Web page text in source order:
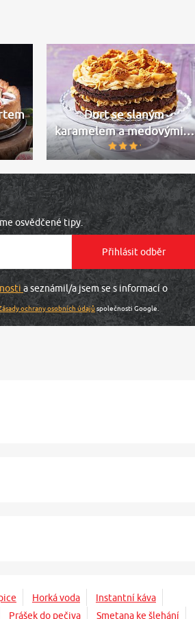
Dort se slaným
karamelem a medovými…
osvědčené tipy.
a seznámil/a jsem se s informací o
ochrany osobních údajůspolečnosti Google.
Horká voda
Instantní káva
Prášek do pečiva Smetana ke šlehání